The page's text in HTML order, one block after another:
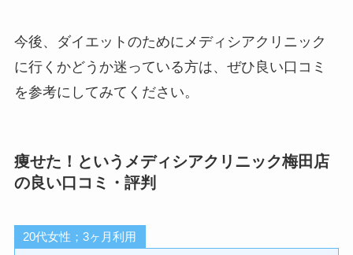
今後、ダイエットのためにメディシアクリニック
に行くかどうか迷っている方は、ぜひ良い口コミ
を参考にしてみてください。
痩せた！というメディシアクリニック梅田店
の良い口コミ・評判
20代女性；3ヶ月利用